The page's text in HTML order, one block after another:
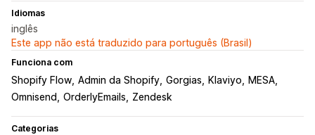
Idiomas
inglês
Este app não está traduzido para português (Brasil)
Funciona com
Shopify Flow Admin da Shopify Gorgias Klaviyo
MESA
Omnisend
OrderlyEmails Zendesk
Categorias